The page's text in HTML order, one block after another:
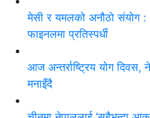
मेसी र यमलको अनौठो संयोग
फाइनलमा प्रतिस्पर्धी
आज अन्तर्राष्ट्रिय योग दिवस,
मनाइँदै